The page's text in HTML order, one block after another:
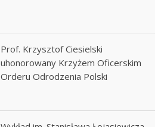
Prof. Krzysztof Ciesielski
uhonorowany Krzyżem Oficerskim
Orderu Odrodzenia Polski